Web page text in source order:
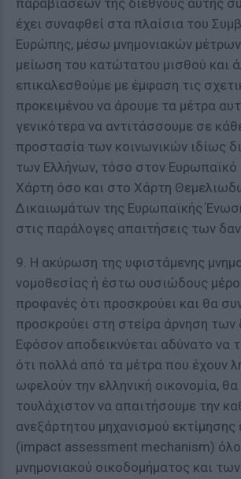
παραβιάσεων της διεθνούς αυτής
έχει συναφθεί στα πλαίσια του
Ευρώπης, μέσω μνημονιακών
μείωση του κατώτατου μισθού και
επικαλεσθούμε με έμφαση τις
προκειμένου να άρουμε τα μέτρα
γενικότερα να αντιτάσσουμε σε
προστασία των κοινωνικών ιδίως
των Ελλήνων, τόσο στον Ευρωπαϊκό
Χάρτη όσο και στο Χάρτη
Δικαιωμάτων της Ευρωπαϊκής
στις παράλογες απαιτήσεις των
9. Η ακύρωση της υφιστάμενης
νομοθεσίας ή έστω ουσιώδους
προφανές ότι προσκρούει και θα
προσκρούει στη στείρα άρνηση των
Εφόσον αποδεικνύεται αδύνατο να
ότι πολλά από τα μέτρα που έχουν
ωφελούν την ελληνική οικονομία,
τουλάχιστον να απαιτήσουμε την
ανεξάρτητου μηχανισμού
(impact assessment mechanism)
μνημονιακού οικοδομήματος και